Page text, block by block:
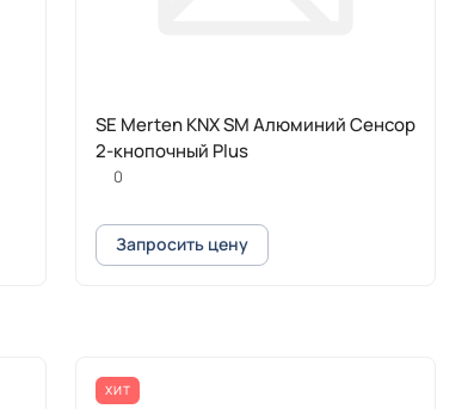
SE Merten KNX SM Алюминий Сенсор
2-кнопочный Plus
0
Запросить цену
ХИТ